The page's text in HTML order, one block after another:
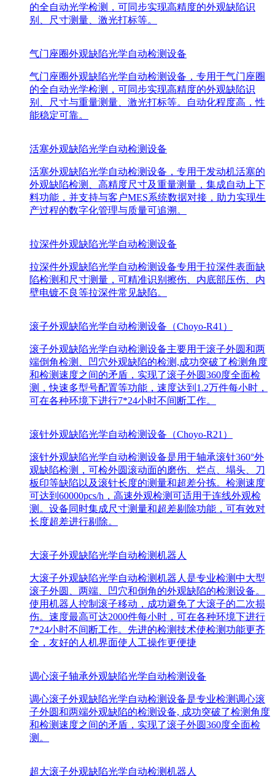
的全自动光学检测，可同步实现高精度的外观缺陷识
别、尺寸测量、激光打标等。
气门座圈外观缺陷光学自动检测设备
气门座圈外观缺陷光学自动检测设备，专用于气门座圈
的全自动光学检测，可同步实现高精度的外观缺陷识
别、尺寸与重量测量、激光打标等。自动化程度高，性
能稳定可靠。
活塞外观缺陷光学自动检测设备
活塞外观缺陷光学自动检测设备，专用于发动机活塞的
外观缺陷检测、高精度尺寸及重量测量，集成自动上下
料功能，并支持与客户MES系统数据对接，助力实现生
产过程的数字化管理与质量可追溯。
拉深件外观缺陷光学自动检测设备
拉深件外观缺陷光学自动检测设备专用于拉深件表面缺
陷检测和尺寸测量，可精准识别擦伤、内底部压伤、内
壁电镀不良等拉深件常见缺陷。
滚子外观缺陷光学自动检测设备（Choyo-R41）
滚子外观缺陷光学自动检测设备主要用于滚子外圆和两
端倒角检测、凹穴外观缺陷的检测,成功突破了检测角度
和检测速度之间的矛盾，实现了滚子外圆360度全面检
测，快速多型号配置等功能，速度达到1.2万件每小时，
可在各种环境下进行7*24小时不间断工作。
滚针外观缺陷光学自动检测设备（Choyo-R21）
滚针外观缺陷光学自动检测设备是用于轴承滚针360°外
观缺陷检测，可检外圆滚动面的磨伤、烂点、塌头、刀
板印等缺陷以及滚针长度的测量和超差分拣。检测速度
可达到60000pcs/h，高速外观检测可适用于连线外观检
测。设备同时集成尺寸测量和超差剔除功能，可有效对
长度超差进行剔除。
大滚子外观缺陷光学自动检测机器人
大滚子外观缺陷光学自动检测机器人是专业检测中大型
滚子外圆、两端、凹穴和倒角的外观缺陷的检测设备。
使用机器人控制滚子移动，成功避免了大滚子的二次损
伤。速度最高可达2000件每小时，可在各种环境下进行
7*24小时不间断工作。先进的检测技术使检测功能更齐
全，友好的人机界面使人工操作更便捷
调心滚子轴承外观缺陷光学自动检测设备
调心滚子外观缺陷光学自动检测设备是专业检测调心滚
子外圆和两端外观缺陷的检测设备, 成功突破了检测角度
和检测速度之间的矛盾，实现了滚子外圆360度全面检
测。
超大滚子外观缺陷光学自动检测机器人